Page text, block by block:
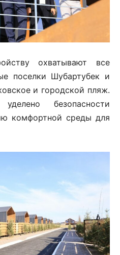
охватывают все
поселки Шубартубек и
и городской пляж.
безопасности
комфортной среды для